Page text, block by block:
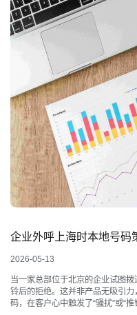
企业外呼上海时本地号码
2026-05-13
当一家总部位于北京的企业试图
铃后的拒绝。这并非产品无吸引
码，在客户心中触发了“骚扰”或“